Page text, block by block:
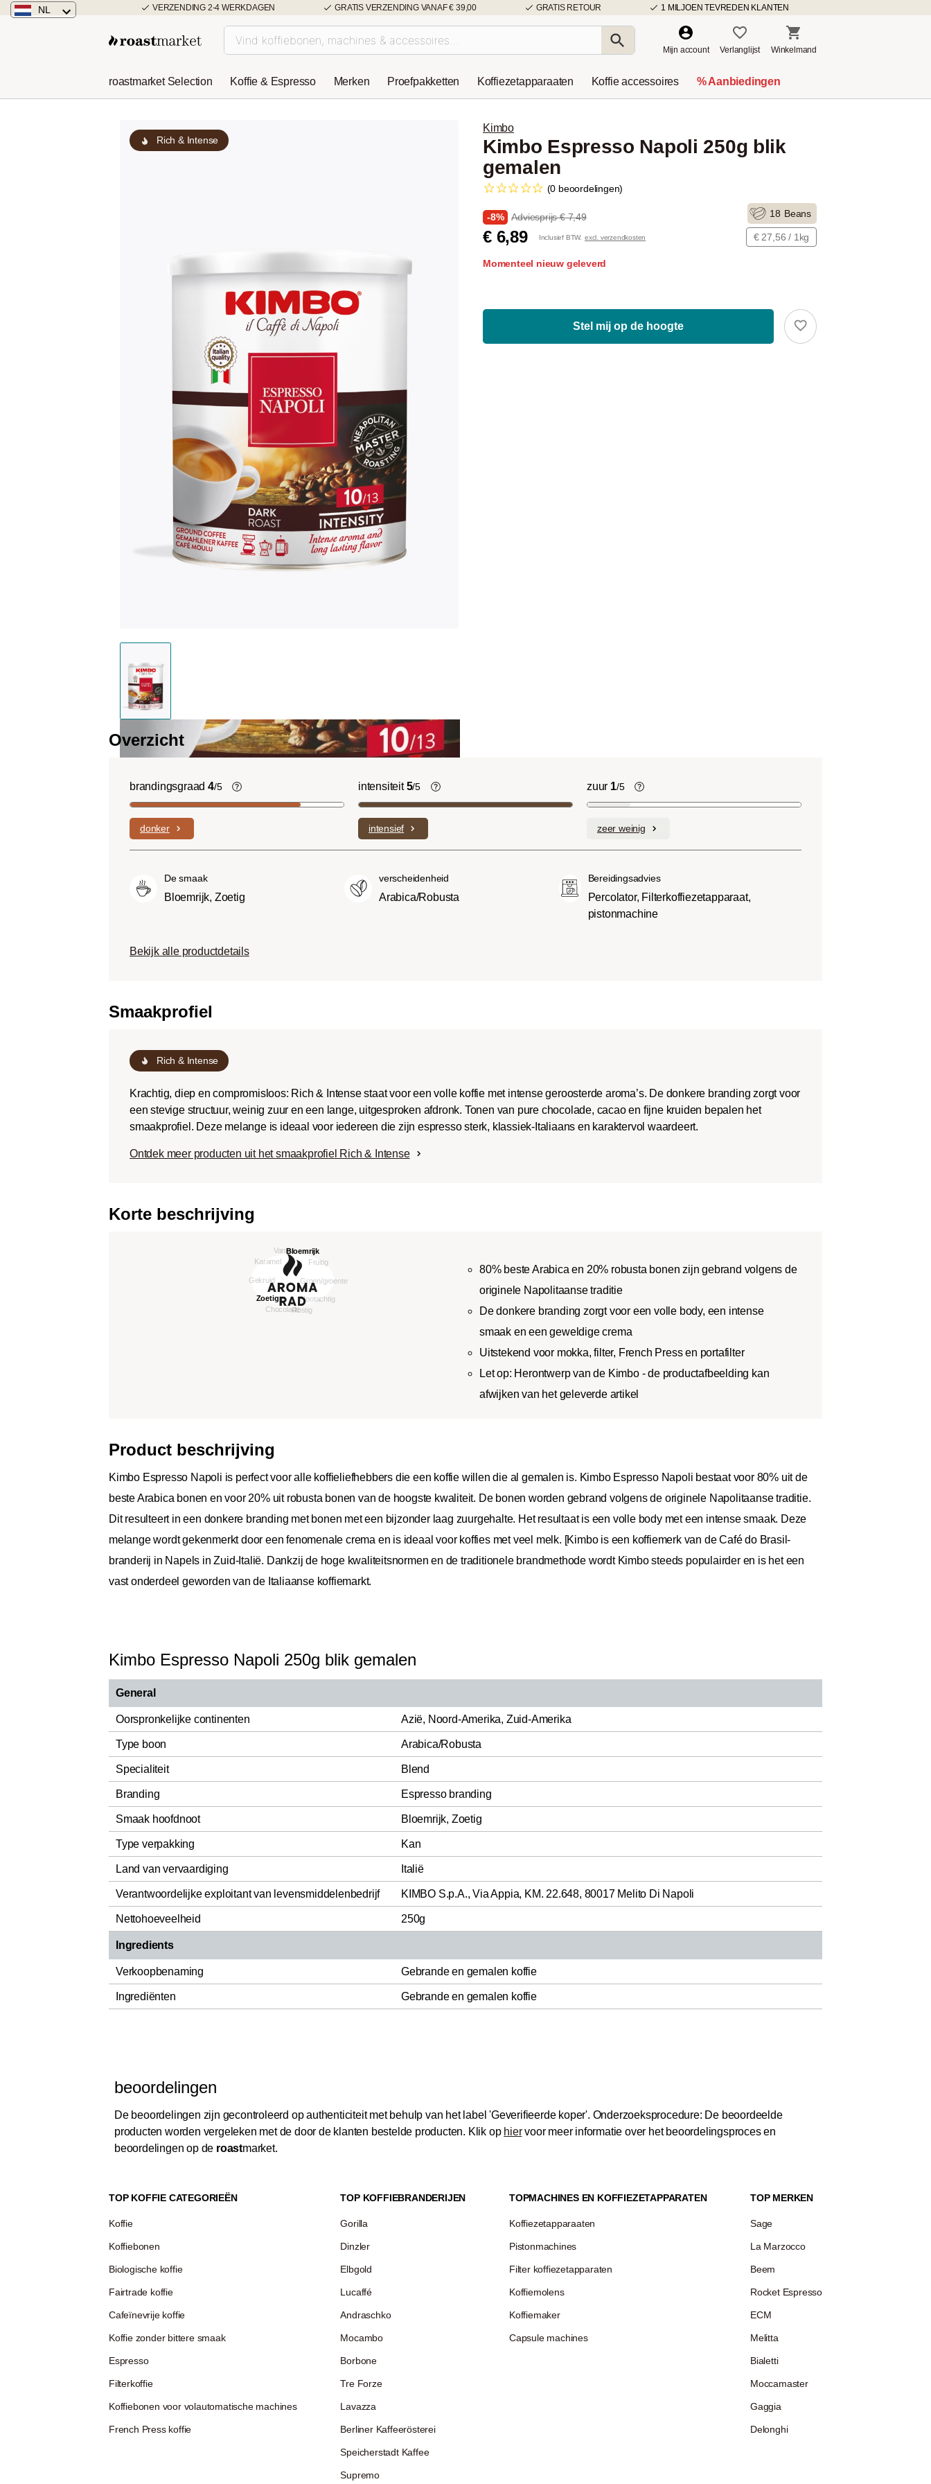
VERZENDING 2-4 WERKDAGEN GRATIS VERZENDING VANAF € 39,00 GRATIS RETOUR 1 MILJOEN TEVREDEN KLANTEN
NL
Österreich
Mijn account Verlanglijst Winkelmand
roastmarket Selection Koffie & Espresso Merken Proefpakketten Koffiezetapparaaten Koffie accessoires % Aanbiedingen
Rich & Intense
Kimbo
Kimbo Espresso Napoli 250g blik
gemalen
(0 beoordelingen)
-8% Adviesprijs € 7,49
€ 6,89 Inclusief BTW. excl. verzendkosten
18 Beans
€ 27,56 / 1kg
Momenteel nieuw geleverd
Stel mij op de hoogte
Overzicht
brandingsgraad 4/5
Light roast (licht Cinnamon Roast):
Uitgesproken fruitige smaken en
complexe zuren domineren met een
Medium roast (American of City
Roast):
Iets zoeter en minder zuur dan
Chocoladezoete body met uitgesproken
donker
intensiteit5/5
De individuele smaken van de gebruikte
bonen bepalen de intensiteit van een
smaken.
intensief
zuur 1/5
Koffiebonen bevatten, net als veel ander
voedsel, zuren. De zuurgraad hangt af
herkomst en vooral het brandproces.
zeer weinig
De smaak
Bloemrijk, Zoetig
verscheidenheid
Arabica/Robusta
Bereidingsadvies
Percolator, Filterkoffiezetapparaat,
pistonmachine
Bekijk alle productdetails
Smaakprofiel
Rich & Intense
Krachtig, diep en compromisloos: Rich & Intense staat voor een volle koffie met intense geroosterde aroma’s. De donkere branding zorgt voor
een stevige structuur, weinig zuur en een lange, uitgesproken afdronk. Tonen van pure chocolade, cacao en fijne kruiden bepalen het
smaakprofiel. Deze melange is ideaal voor iedereen die zijn espresso sterk, klassiek-Italiaans en karaktervol waardeert.
Ontdek meer producten uit het smaakprofiel Rich & Intense
Korte beschrijving
80% beste Arabica en 20% robusta bonen zijn gebrand volgens de
originele Napolitaanse traditie
De donkere branding zorgt voor een volle body, een intense
smaak en een geweldige crema
Uitstekend voor mokka, filter, French Press en portafilter
Let op: Herontwerp van de Kimbo - de productafbeelding kan
afwijken van het geleverde artikel
Product beschrijving
Kimbo Espresso Napoli is perfect voor alle koffieliefhebbers die een koffie willen die al gemalen is. Kimbo Espresso Napoli bestaat voor 80% uit de
beste Arabica bonen en voor 20% uit robusta bonen van de hoogste kwaliteit. De bonen worden gebrand volgens de originele Napolitaanse traditie.
Dit resulteert in een donkere branding met bonen met een bijzonder laag zuurgehalte. Het resultaat is een volle body met een intense smaak. Deze
melange wordt gekenmerkt door een fenomenale crema en is ideaal voor koffies met veel melk. [Kimbo is een koffiemerk van de Café do Brasil-
branderij in Napels in Zuid-Italië. Dankzij de hoge kwaliteitsnormen en de traditionele brandmethode wordt Kimbo steeds populairder en is het een
vast onderdeel geworden van de Italiaanse koffiemarkt.
Kimbo Espresso Napoli 250g blik gemalen
General
Oorspronkelijke continenten Azië, Noord-Amerika, Zuid-Amerika
Type boon Arabica/Robusta
Specialiteit Blend
Branding Espresso branding
Smaak hoofdnoot Bloemrijk, Zoetig
Type verpakking Kan
Land van vervaardiging Italië
Verantwoordelijke exploitant van levensmiddelenbedrijf KIMBO S.p.A., Via Appia, KM. 22.648, 80017 Melito Di Napoli
Nettohoeveelheid 250g
Ingredients
Verkoopbenaming Gebrande en gemalen koffie
Ingrediënten Gebrande en gemalen koffie
beoordelingen
De beoordelingen zijn gecontroleerd op authenticiteit met behulp van het label 'Geverifieerde koper'. Onderzoeksprocedure: De beoordeelde
producten worden vergeleken met de door de klanten bestelde producten. Klik op hiervoor meer informatie over het beoordelingsproces en
beoordelingen op de roastmarket.
TOP KOFFIE CATEGORIEËN
Koffie
Koffiebonen
Biologische koffie
Fairtrade koffie
Cafeïnevrije koffie
Koffie zonder bittere smaak
Espresso
Filterkoffie
Koffiebonen voor volautomatische machines
French Press koffie
TOP KOFFIEBRANDERIJEN
Gorilla
Dinzler
Elbgold
Lucaffé
Andraschko
Mocambo
Borbone
Tre Forze
Lavazza
Berliner Kaffeerösterei
Speicherstadt Kaffee
Supremo
TOPMACHINES EN KOFFIEZETAPPARATEN
Koffiezetapparaaten
Pistonmachines
Filter koffiezetapparaten
Koffiemolens
Koffiemaker
Capsule machines
TOP MERKEN
Sage
La Marzocco
Beem
Rocket Espresso
ECM
Melitta
Bialetti
Moccamaster
Gaggia
Delonghi